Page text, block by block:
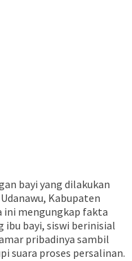
bayi yang dilakukan
Kabupaten
ini mengungkap fakta
bayi, siswi berinisial
pribadinya sambil
suara proses persalinan.